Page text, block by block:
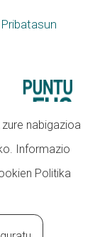
Pribatasun
nabigazioa
Informazio
Politika